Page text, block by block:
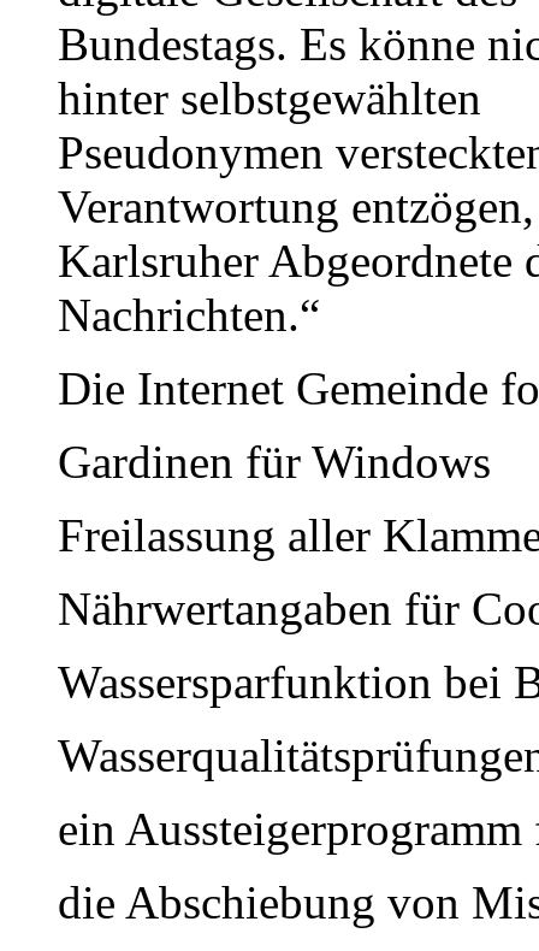
Bundestags. Es könne
hinter selbstgewählten
Pseudonymen
Verantwortung
Karlsruher Abgeordnete
Nachrichten.“
Die Internet Gemeinde
Gardinen für Windows
Freilassung aller
Nährwertangaben für
Wassersparfunktion bei
ein
die Abschiebung von